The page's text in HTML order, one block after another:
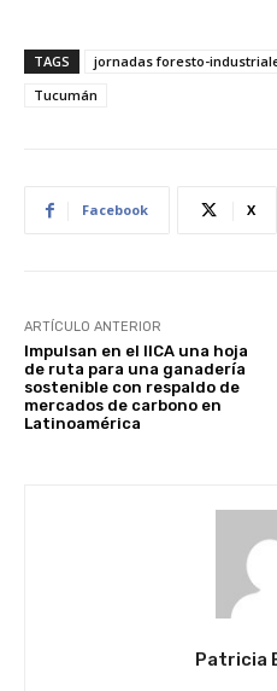
TAGS jornadas foresto-
Tucumán
Facebook X
ARTÍCULO ANTERIOR
Impulsan en el IICA una hoja
de ruta para una ganadería
sostenible con respaldo de
mercados de carbono en
Latinoamérica
Patricia